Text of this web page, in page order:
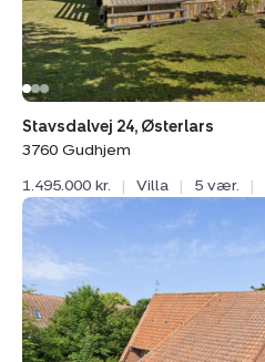
Stavsdalvej 24, Østerlars
3760 Gudhjem
1.495.000 kr.
| Villa | 5 vær. |
Villa:
60,
3700
Rønne